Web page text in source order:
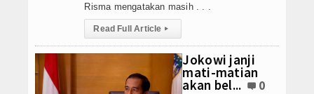
Risma mengatakan masih . . .
Read Full Article ▸
Jokowi janji
mati-matian
akan bel... 0